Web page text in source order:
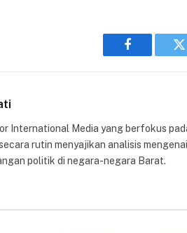
Facebook
International Media yang berfokus
rutin menyajikan analisis
politik di negara-negara Barat.